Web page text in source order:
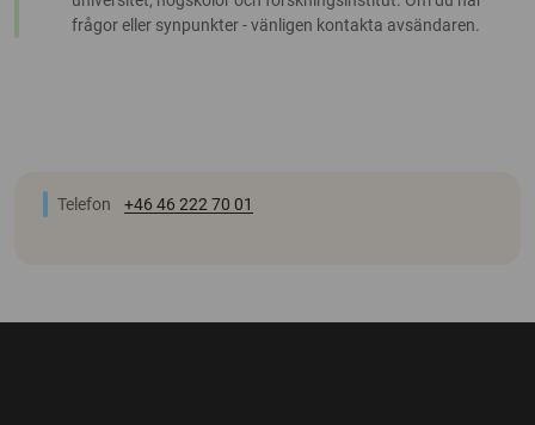
frågor eller synpunkter - vänligen kontakta avsändaren.
Telefon +46 46 222 70 01